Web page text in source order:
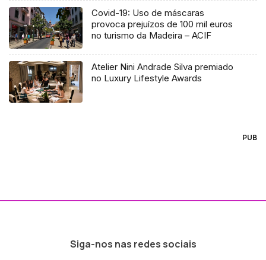
Covid-19: Uso de máscaras
provoca prejuízos de 100 mil euros
no turismo da Madeira – ACIF
Atelier Nini Andrade Silva premiado
no Luxury Lifestyle Awards
PUB
Siga-nos nas redes sociais